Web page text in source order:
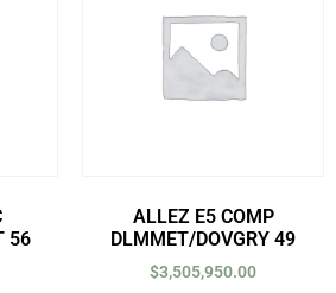
56
ALLEZ E5 COMP
DLMMET/DOVGRY 49
$3,505,950.00